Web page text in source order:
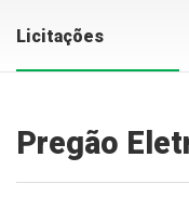
Licitações
Pregão